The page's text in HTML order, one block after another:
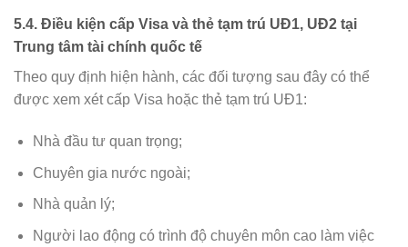
5.4. Điều kiện cấp Visa và thẻ tạm trú UĐ1, UĐ2 tại
Trung tâm tài chính quốc tế
Theo quy định hiện hành, các đối tượng sau đây có thể
được xem xét cấp Visa hoặc thẻ tạm trú UĐ1:
Nhà đầu tư quan trọng;
Chuyên gia nước ngoài;
Nhà quản lý;
Người lao động có trình độ chuyên môn cao làm việc